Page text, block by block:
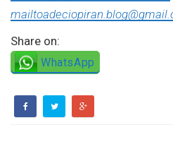
Share on:
WhatsApp